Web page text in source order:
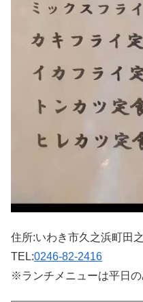
住所:いわき市久之浜町田
TEL:0246-82-2416
※ランチメニューは平日の